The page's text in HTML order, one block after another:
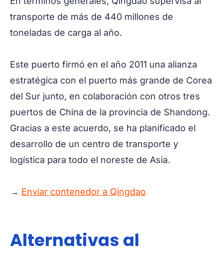
transporte de más de 440 millones de
toneladas de carga al año.
Este puerto firmó en el año 2011 una alianza
estratégica con el puerto más grande de Corea
del Sur junto, en colaboración con otros tres
puertos de China de la provincia de Shandong.
Gracias a este acuerdo, se ha planificado el
desarrollo de un centro de transporte y
logística para todo el noreste de Asia.
→ Enviar contenedor a Qingdao
Alternativas al